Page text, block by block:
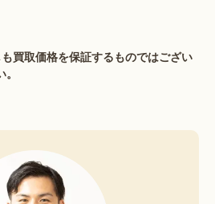
買取価格を保証するものではござい